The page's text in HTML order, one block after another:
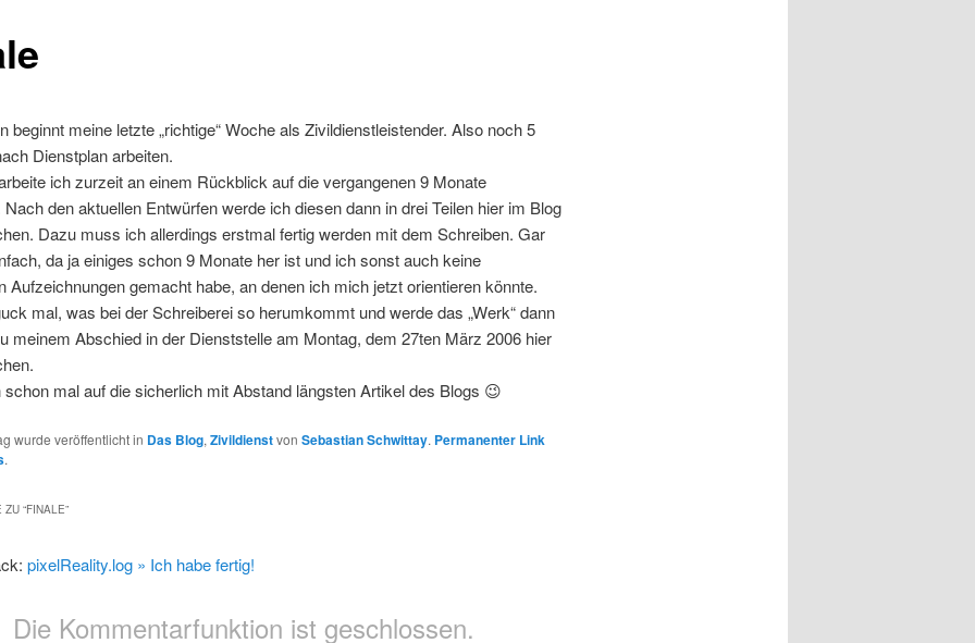
beginnt meine letzte „richtige“ Woche als Zivildienstleistender. Also noch 5
Dienstplan arbeiten.
ich zurzeit an einem Rückblick auf die vergangenen 9 Monate
den aktuellen Entwürfen werde ich diesen dann in drei Teilen hier im Blog
Dazu muss ich allerdings erstmal fertig werden mit dem Schreiben. Gar
da ja einiges schon 9 Monate her ist und ich sonst auch keine
Aufzeichnungen gemacht habe, an denen ich mich jetzt orientieren könnte.
mal, was bei der Schreiberei so herumkommt und werde das „Werk“ dann
meinem Abschied in der Dienststelle am Montag, dem 27ten März 2006 hier
schon mal auf die sicherlich mit Abstand längsten Artikel des Blogs 😉
wurde veröffentlicht in Das Blog, Zivildienstvon Sebastian Schwittay. Permanenter Link
.
ZU “FINALE”
pixelReality.log » Ich habe fertig!
Die Kommentarfunktion ist geschlossen.